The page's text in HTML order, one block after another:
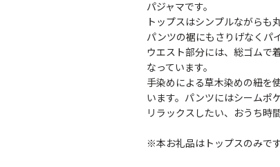
パジャマです。
トップスはシンプルながらも
パンツの裾にもさりげなくパ
ウエスト部分には、総ゴムで
なっています。
手染めによる草木染めの紐を
います。パンツにはシームポ
リラックスしたい、おうち時
※本お礼品はトップスのみです